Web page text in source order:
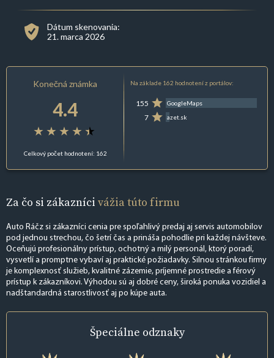
Dátum skenovania:
21. marca 2026
Konečná známka
4.4
Celkový počet hodnotení: 162
Na základe 162 hodnotení z portálov:
155 GoogleMaps
7 azet.sk
Za čo si zákazníci vážia túto firmu
Auto Ráčz si zákazníci cenia pre spoľahlivý predaj aj servis automobilov
pod jednou strechou, čo šetrí čas a prináša pohodlie pri každej návšteve.
Oceňujú profesionálny prístup, ochotný a milý personál, ktorý poradí,
vysvetlí a promptne vybaví aj praktické požiadavky. Silnou stránkou firmy
je komplexnosť služieb, kvalitné zázemie, príjemné prostredie a férový
prístup k zákazníkovi. Výhodou sú aj dobré ceny, široká ponuka vozidiel a
nadštandardná starostlivosť aj po kúpe auta.
Špeciálne odznaky